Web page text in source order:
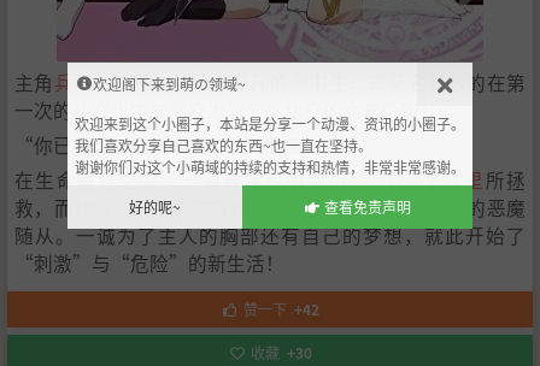
主角兵藤一诚原本是一个平凡的高中生，却莫名其妙的在第
一次的约会当中被真身为
“你已经转生变成恶魔了。为我工作吧！”
在生命垂危之际，一诚被学校的学姐莉雅丝·吉蒙里 所拯
救，而代价则是被真实身份是恶魔的莉雅丝转生成她的恶魔
随从。一诚为了主人的胸部还有自己的梦想，就此开始了
“刺激”与“危险”的新生活！
赞一下 +42
收藏 +30
欢迎阁下来到萌の领域~
欢迎来到这个小圈子，本站是分享一个动漫、资讯的小圈子。
我们喜欢分享自己喜欢的东西~也一直在坚持。
谢谢你们对这个小萌域的持续的支持和热情，非常非常感谢。
好的呢~
查看免责声明